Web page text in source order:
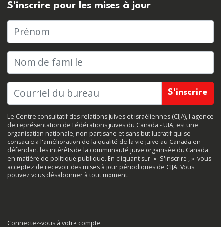
S'inscrire pour les mises à jour
Prénom
Nom de famille
Le Centre consultatif des relations juives et israéliennes (CIJA), l'agence
de représentation de Fédérations juives du Canada - UIA, est une
organisation nationale, non partisane et sans but lucratif qui se
consacre à l'amélioration de la qualité de la vie juive au Canada en
défendant les intérêts de la communauté juive organisée du Canada
en matière de politique publique. En cliquant sur « S'inscrire , » vous
acceptez de recevoir des mises à jour périodiques de CIJA. Vous
pouvez vous désabonner à tout moment.
Connectez-vous à votre compte